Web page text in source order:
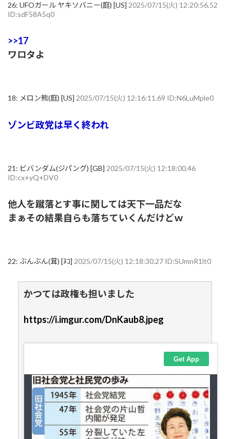
26: UFOガール ヤキソバニー(庭) [US] 2025/07/15(火) 12:20:56.52
ID:sdF58A5q0
>>17
ワロタよ
18: メロン熊(庭) [US] 2025/07/15(火) 12:16:11.69 ID:N6LuMple0
ゾンビ政党は早く終われ
21: ビバンダム(ジパング) [GB] 2025/07/15(火) 12:18:00.46
ID:cx+yQ+DV0
他人を蹴落とす事に関しては天下一品だな
まぁその結果自らも落ちていくんだけどｗ
22: ぶんぶん(茸) [ﾇｺ] 2025/07/15(火) 12:18:30.27 ID:SUmnR1lt0
かつては政権も担いました
https://i.imgur.com/DnKaub8.jpeg